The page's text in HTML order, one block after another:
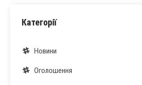
Категорії
Новини
Оголошення